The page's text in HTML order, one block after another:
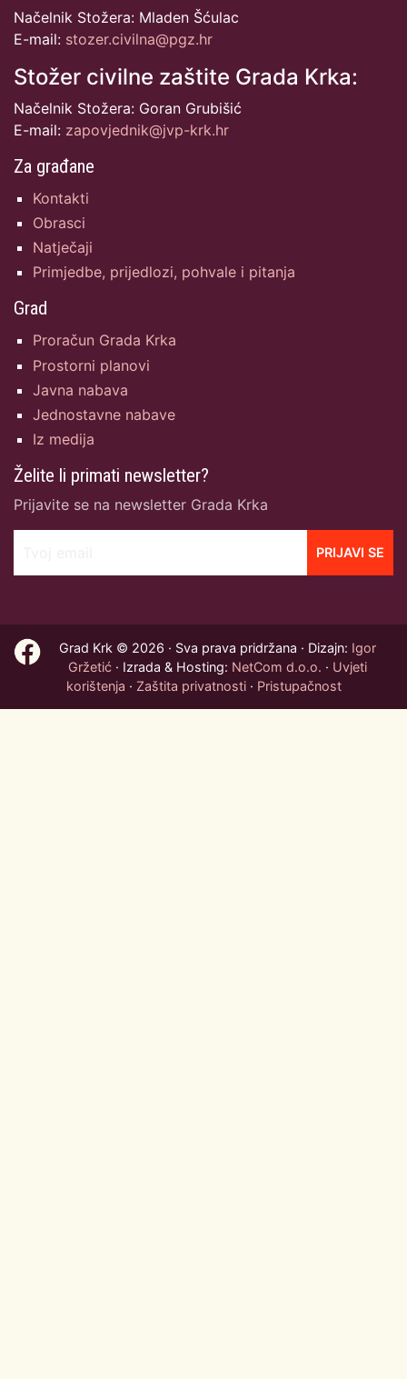
Načelnik Stožera: Mladen Šćulac
E-mail: stozer.civilna@pgz.hr
Stožer civilne zaštite Grada Krka:
Načelnik Stožera: Goran Grubišić
E-mail: zapovjednik@jvp-krk.hr
Za građane
Kontakti
Obrasci
Natječaji
Primjedbe, prijedlozi, pohvale i pitanja
Grad
Proračun Grada Krka
Prostorni planovi
Javna nabava
Jednostavne nabave
Iz medija
Želite li primati newsletter?
Prijavite se na newsletter Grada Krka
PRIJAVI SE
Grad Krk © 2026 · Sva prava pridržana · Dizajn: Igor
Gržetić· Izrada & Hosting: NetCom d.o.o. · Uvjeti
korištenja · Zaštita privatnosti· Pristupačnost